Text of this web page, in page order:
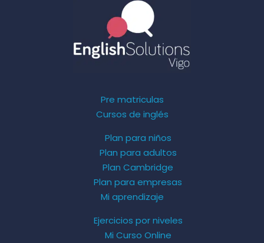
Pre matriculas
Cursos de inglés
Plan para niños
Plan para adultos
Plan Cambridge
Plan para empresas
Mi aprendizaje
Ejercicios por niveles
Mi Curso Online